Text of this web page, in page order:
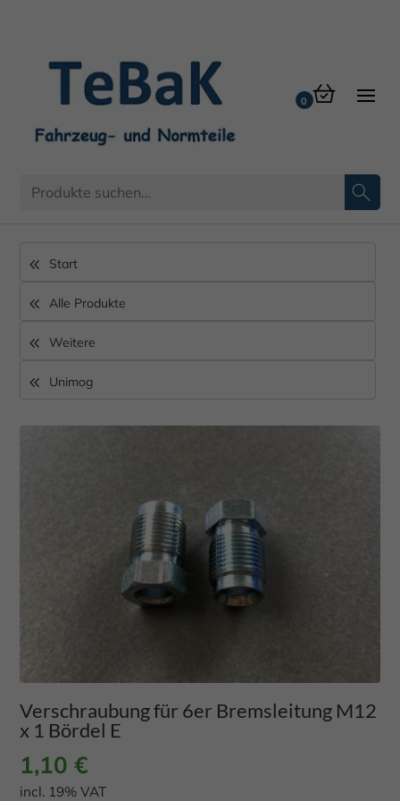
Start
Alle Produkte
Weitere
Unimog
Verschraubung für 6er Bremsleitung M12
x 1 Bördel E
1,10€
incl. 19% VAT